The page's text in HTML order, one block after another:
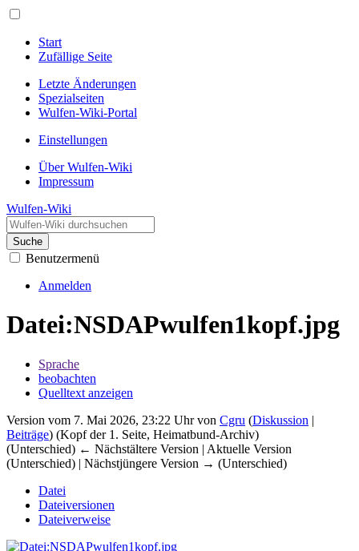
Start
Zufällige Seite
Letzte Änderungen
Spezialseiten
Wulfen-Wiki-Portal
Einstellungen
Über Wulfen-Wiki
Impressum
Wulfen-Wiki
Suche
Benutzermenü
Anmelden
Datei:NSDAPwulfen1kopf.jpg
Sprache
beobachten
Quelltext anzeigen
Version vom 7. Mai 2026, 23:22 Uhr von Cgru (Diskussion |
Beiträge) (Kopf der 1. Seite, Heimatbund-Archiv)
(Unterschied) ← Nächstältere Version | Aktuelle Version
(Unterschied) | Nächstjüngere Version → (Unterschied)
Datei
Dateiversionen
Dateiverweise